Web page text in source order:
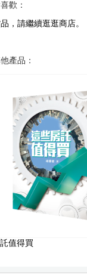
歡：
，請繼續逛逛商店。
產品：
值得買